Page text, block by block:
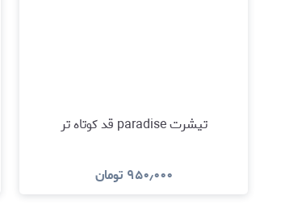
تیشرت paradise قد کوتاه تر
۹۵۰٫۰۰۰ تومان